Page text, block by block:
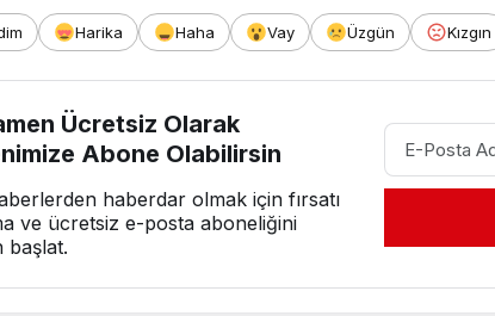
Harika Haha Vay Üzgün Kızgın
Ücretsiz Olarak
Abone Olabilirsin
haberdar olmak için fırsatı
ve ücretsiz e-posta aboneliğini
başlat.